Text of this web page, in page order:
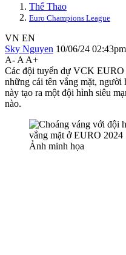
Thể Thao
Euro Champions League
VN EN
Sky Nguyen 10/06/24 02:43pm
A- A A+
Các đội tuyển dự VCK EURO
những cái tên vắng mặt, người
này tạo ra một đội hình siêu
nào.
Ảnh minh họa